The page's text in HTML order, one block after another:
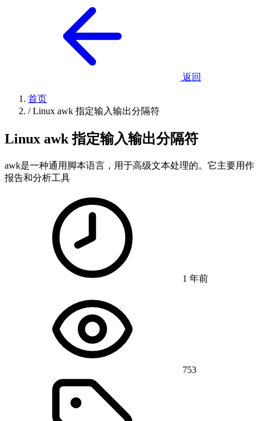
返回
首页
/ Linux awk 指定输入输出分隔符
Linux awk 指定输入输出分隔符
awk是一种通用脚本语言，用于高级文本处理的。它主要用作
报告和分析工具
1 年前
753